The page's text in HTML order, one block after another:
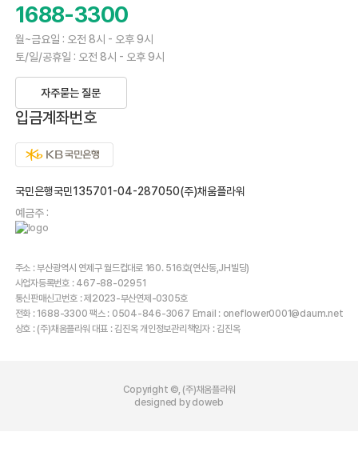
1688-3300
월~금요일 : 오전 8시 - 오후 9시
토/일/공휴일 : 오전 8시 - 오후 9시
자주묻는 질문
입금계좌번호
국민은행국민135701-04-287050(주)채움플라워
예금주 :
주소 : 부산광역시 연제구 월드컵대로 160. 516호(연산동,JH빌딩)
사업자등록번호 : 467-88-02951
통신판매신고번호 : 제2023-부산연제-0305호
전화 : 1688-3300 팩스 : 0504-846-3067 Email : oneflower0001@daum.net
상호 : (주)채움플라워 대표 : 김진옥 개인정보관리책임자 : 김진옥
Copyright ©, (주)채움플라워
designed by doweb